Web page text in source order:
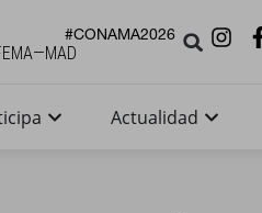
#CONAMA2026
Actualidad